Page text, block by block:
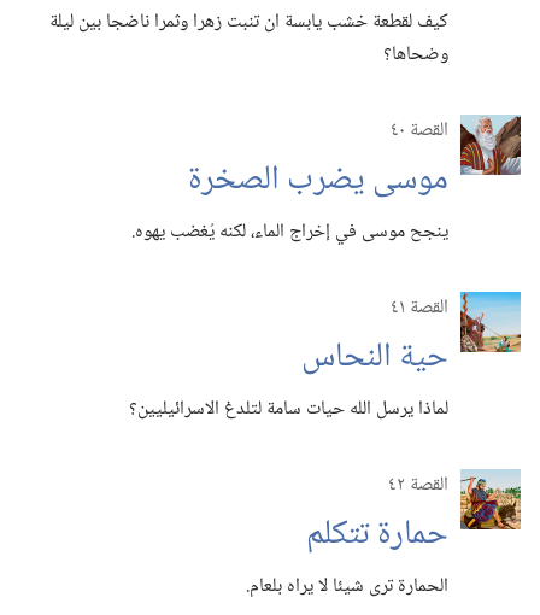
كيف لقطعة خشب يابسة ان تنبت زهرا وثمرا ناضجا بين ليلة
وضحاها؟‏
القصة ٤٠
موسى يضرب الصخرة
ينجح موسى في إخراج الماء،‏ لكنه يُغضب يهوه.‏
القصة ٤١
حية النحاس
لماذا يرسل الله حيات سامة لتلدغ الاسرائيليين؟‏
القصة ٤٢
حمارة تتكلم
الحمارة ترى شيئا لا يراه بلعام.‏